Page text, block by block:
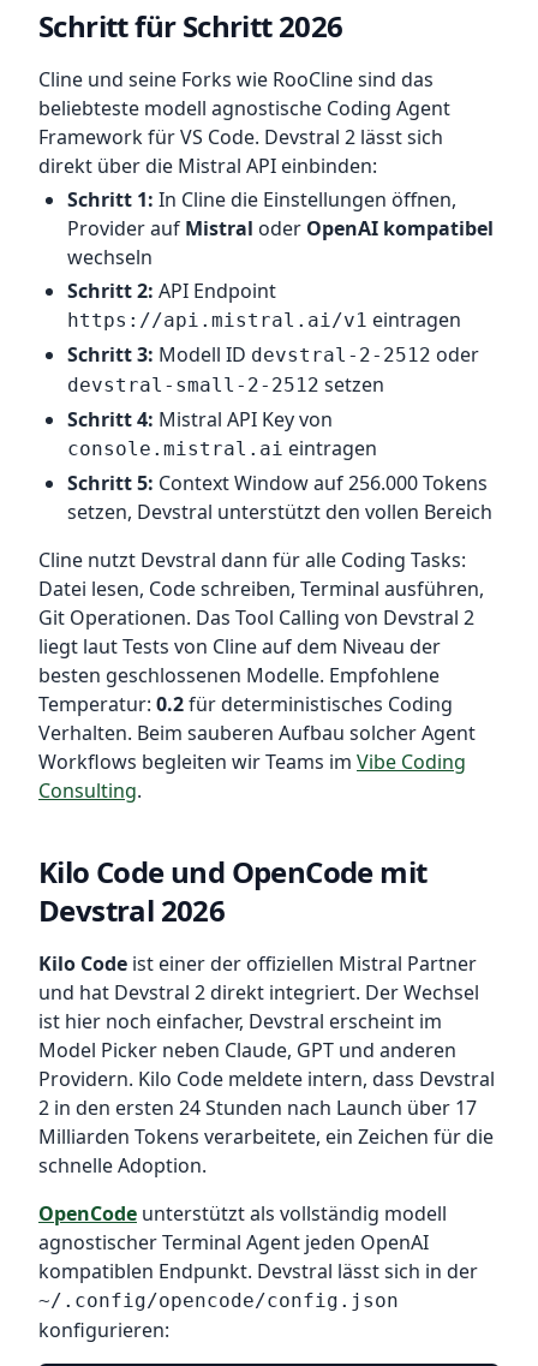
Schritt für Schritt 2026
Cline und seine Forks wie RooCline sind das
beliebteste modell agnostische Coding Agent
Framework für VS Code. Devstral 2 lässt sich
direkt über die Mistral API einbinden:
Schritt 1: In Cline die Einstellungen öffnen,
Provider auf Mistral oder OpenAI kompatibel
wechseln
Schritt 2: API Endpoint
https://api.mistral.ai/v1 eintragen
Schritt 3: Modell ID devstral-2-2512 oder
devstral-small-2-2512 setzen
Schritt 4: Mistral API Key von
console.mistral.ai eintragen
Schritt 5: Context Window auf 256.000 Tokens
setzen, Devstral unterstützt den vollen Bereich
Cline nutzt Devstral dann für alle Coding Tasks:
Datei lesen, Code schreiben, Terminal ausführen,
Git Operationen. Das Tool Calling von Devstral 2
liegt laut Tests von Cline auf dem Niveau der
besten geschlossenen Modelle. Empfohlene
Temperatur: 0.2für deterministisches Coding
Verhalten. Beim sauberen Aufbau solcher Agent
Workflows begleiten wir Teams im Vibe Coding
Consulting.
Kilo Code und OpenCode mit
Devstral 2026
Kilo Code ist einer der offiziellen Mistral Partner
und hat Devstral 2 direkt integriert. Der Wechsel
ist hier noch einfacher, Devstral erscheint im
Model Picker neben Claude, GPT und anderen
Providern. Kilo Code meldete intern, dass Devstral
2 in den ersten 24 Stunden nach Launch über 17
Milliarden Tokens verarbeitete, ein Zeichen für die
schnelle Adoption.
OpenCode unterstützt als vollständig modell
agnostischer Terminal Agent jeden OpenAI
kompatiblen Endpunkt. Devstral lässt sich in der
~/.config/opencode/config.json
konfigurieren: